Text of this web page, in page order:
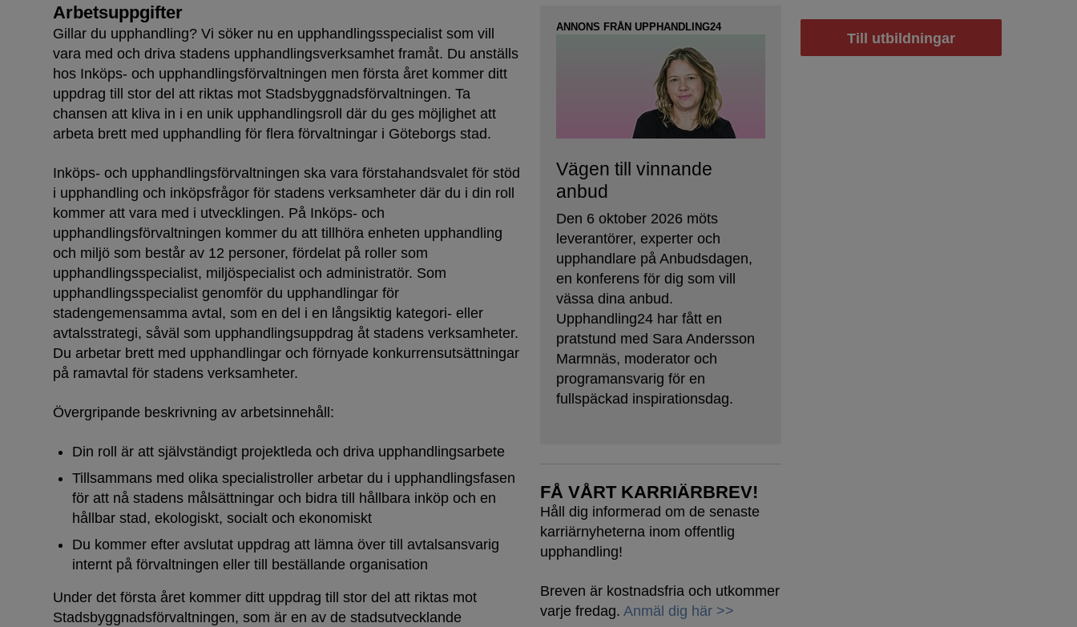
Arbetsuppgifter
Gillar du upphandling? Vi söker nu en upphandlingsspecialist som vill
vara med och driva stadens upphandlingsverksamhet framåt. Du anställs
hos Inköps- och upphandlingsförvaltningen men första året kommer ditt
uppdrag till stor del att riktas mot Stadsbyggnadsförvaltningen. Ta
chansen att kliva in i en unik upphandlingsroll där du ges möjlighet att
arbeta brett med upphandling för flera förvaltningar i Göteborgs stad.
Inköps- och upphandlingsförvaltningen ska vara förstahandsvalet för stöd
i upphandling och inköpsfrågor för stadens verksamheter där du i din roll
kommer att vara med i utvecklingen. På Inköps- och
upphandlingsförvaltningen kommer du att tillhöra enheten upphandling
och miljö som består av 12 personer, fördelat på roller som
upphandlingsspecialist, miljöspecialist och administratör. Som
upphandlingsspecialist genomför du upphandlingar för
stadengemensamma avtal, som en del i en långsiktig kategori- eller
avtalsstrategi, såväl som upphandlingsuppdrag åt stadens verksamheter.
Du arbetar brett med upphandlingar och förnyade konkurrensutsättningar
på ramavtal för stadens verksamheter.
Övergripande beskrivning av arbetsinnehåll:
Din roll är att självständigt projektleda och driva upphandlingsarbete
Tillsammans med olika specialistroller arbetar du i upphandlingsfasen
för att nå stadens målsättningar och bidra till hållbara inköp och en
hållbar stad, ekologiskt, socialt och ekonomiskt
Du kommer efter avslutat uppdrag att lämna över till avtalsansvarig
internt på förvaltningen eller till beställande organisation
Under det första året kommer ditt uppdrag till stor del att riktas mot
Stadsbyggnadsförvaltningen, som är en av de stadsutvecklande
ANNONS FRÅN UPPHANDLING24
Vägen till vinnande
anbud
Den 6 oktober 2026 möts
leverantörer, experter och
upphandlare på Anbudsdagen,
en konferens för dig som vill
vässa dina anbud.
Upphandling24 har fått en
pratstund med Sara Andersson
Marmnäs, moderator och
programansvarig för en
fullspäckad inspirationsdag.
FÅ VÅRT KARRIÄRBREV!
Håll dig informerad om de senaste
karriärnyheterna inom offentlig
upphandling!
Breven är kostnadsfria och utkommer
varje fredag.Anmäl dig här >>
Till utbildningar